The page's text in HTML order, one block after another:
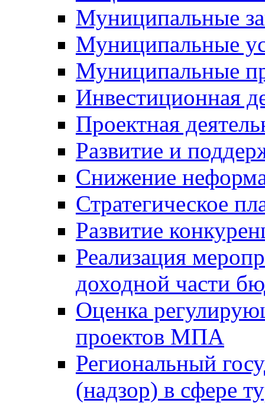
Муниципальные
Муниципальные
Муниципальные
Инвестиционная
Проектная
Развитие и
Снижение
Стратегическое
Развитие
Реализация
доходной части
Оценка
проектов МПА
Региональный
(надзор) в сфере